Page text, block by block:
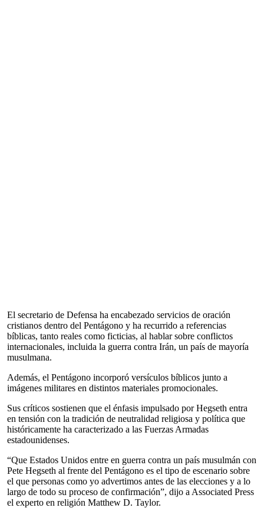
El secretario de Defensa ha encabezado servicios de oración
cristianos dentro del Pentágono y ha recurrido a referencias
bíblicas, tanto reales como ficticias, al hablar sobre conflictos
internacionales, incluida la guerra contra Irán, un país de mayoría
musulmana.
Además, el Pentágono incorporó versículos bíblicos junto a
imágenes militares en distintos materiales promocionales.
Sus críticos sostienen que el énfasis impulsado por Hegseth entra
en tensión con la tradición de neutralidad religiosa y política que
históricamente ha caracterizado a las Fuerzas Armadas
estadounidenses.
“Que Estados Unidos entre en guerra contra un país musulmán con
Pete Hegseth al frente del Pentágono es el tipo de escenario sobre
el que personas como yo advertimos antes de las elecciones y a lo
largo de todo su proceso de confirmación”, dijo a Associated Press
el experto en religión Matthew D. Taylor.